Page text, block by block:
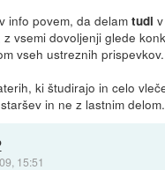
info povem, da delamtudi
vsemi dovoljenji glede
vseh ustreznih prispevkov.
ki študirajo in celo
in ne z lastnim
15:51